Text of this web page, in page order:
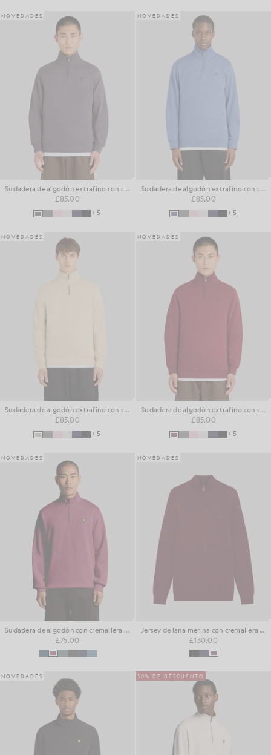
NOVEDADES
Sudadera de algodón extrafino con cremallera de 1/4
£85.00
+5
NOVEDADES
Sudadera de algodón extrafino con cremallera de 1/4
£85.00
+5
NOVEDADES
Sudadera de algodón extrafino con cremallera de 1/4
£85.00
+5
NOVEDADES
Sudadera de algodón extrafino con cremallera de 1/4
£85.00
+5
NOVEDADES
Sudadera de algodón con cremallera de 1/4 para el día a día
£75.00
NOVEDADES
Jersey de lana merina con cremallera de 1/4
£130.00
NOVEDADES 50% DE DESCUENTO